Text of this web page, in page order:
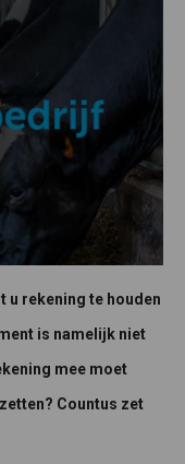
u rekening te houden
is namelijk niet
mee moet
Countus zet